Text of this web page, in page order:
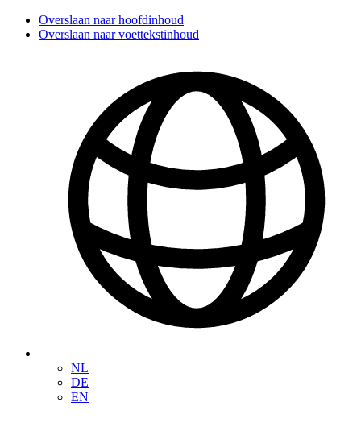
Overslaan naar hoofdinhoud
Overslaan naar voettekstinhoud
NL
DE
EN